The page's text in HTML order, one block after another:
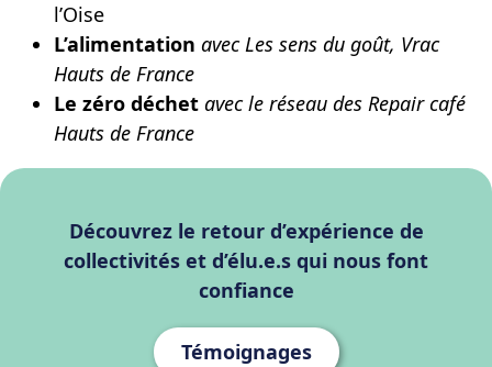
l’Oise
L’alimentation avec Les sens du goût, Vrac
Hauts de France
Le zéro déchet avec le réseau des Repair café
Hauts de France
Découvrez le retour d’expérience de
collectivités et d’élu.e.s qui nous font
confiance
Témoignages